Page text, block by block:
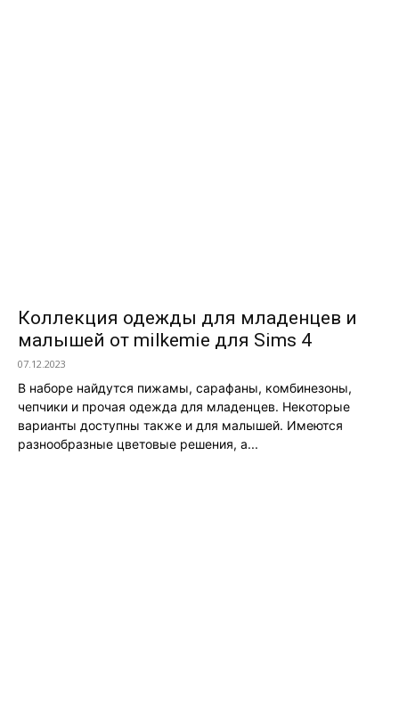
Коллекция одежды для младенцев и
малышей от milkemie для Sims 4
07.12.2023
В наборе найдутся пижамы, сарафаны, комбинезоны,
чепчики и прочая одежда для младенцев. Некоторые
варианты доступны также и для малышей. Имеются
разнообразные цветовые решения, а...